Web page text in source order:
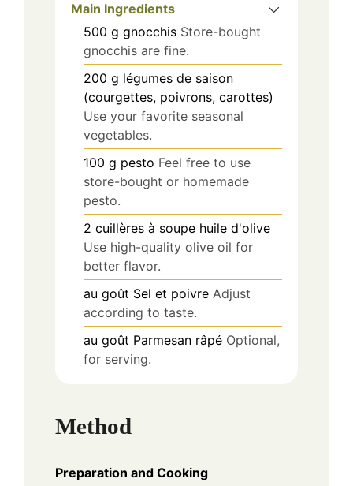
Main Ingredients
500 g gnocchis Store-bought
gnocchis are fine.
200 g légumes de saison
(courgettes, poivrons, carottes)
Use your favorite seasonal
vegetables.
100 g pesto Feel free to use
store-bought or homemade
pesto.
2 cuillères à soupe huile d'olive
Use high-quality olive oil for
better flavor.
au goût Sel et poivre Adjust
according to taste.
au goût Parmesan râpé Optional,
for serving.
Method
Preparation and Cooking